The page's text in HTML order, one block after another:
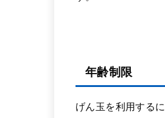
年齢制限
げん玉を利用する